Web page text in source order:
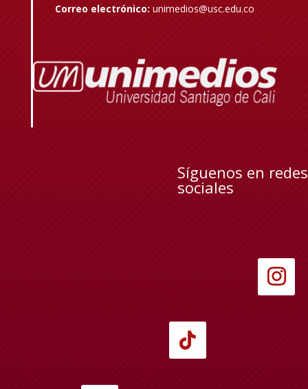
Correo electrónico: unimedios@usc.edu.co
Síguenos en redes
sociales